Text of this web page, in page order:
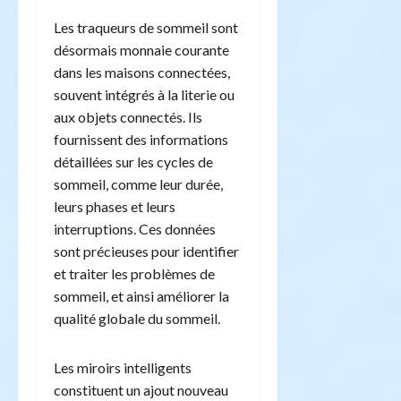
Les traqueurs de sommeil sont
désormais monnaie courante
dans les maisons connectées,
souvent intégrés à la literie ou
aux objets connectés. Ils
fournissent des informations
détaillées sur les cycles de
sommeil, comme leur durée,
leurs phases et leurs
interruptions. Ces données
sont précieuses pour identifier
et traiter les problèmes de
sommeil, et ainsi améliorer la
qualité globale du sommeil.
Les miroirs intelligents
constituent un ajout nouveau